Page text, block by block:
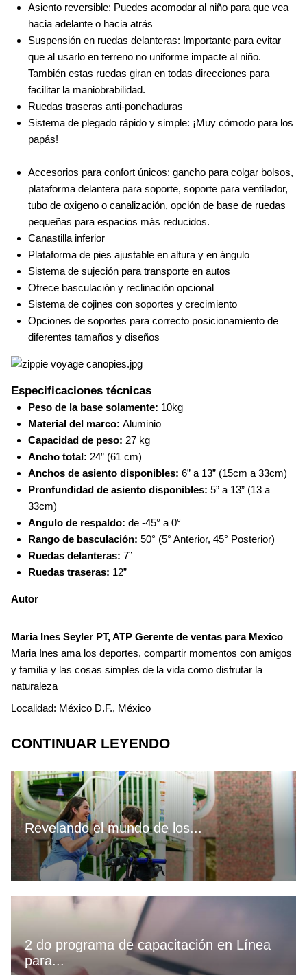
Asiento reversible: Puedes acomodar al niño para que vea
hacia adelante o hacia atrás
Suspensión en ruedas delanteras: Importante para evitar
que al usarlo en terreno no uniforme impacte al niño.
También estas ruedas giran en todas direcciones para
facilitar la maniobrabilidad.
Ruedas traseras anti-ponchaduras
Sistema de plegado rápido y simple: ¡Muy cómodo para los
papás!
Accesorios para confort únicos: gancho para colgar bolsos,
plataforma delantera para soporte, soporte para ventilador,
tubo de oxigeno o canalización, opción de base de ruedas
pequeñas para espacios más reducidos.
Canastilla inferior
Plataforma de pies ajustable en altura y en ángulo
Sistema de sujeción para transporte en autos
Ofrece basculación y reclinación opcional
Sistema de cojines con soportes y crecimiento
Opciones de soportes para correcto posicionamiento de
diferentes tamaños y diseños
Especificaciones técnicas
Peso de la base solamente: 10kg
Material del marco: Aluminio
Capacidad de peso: 27 kg
Ancho total: 24” (61 cm)
Anchos de asiento disponibles: 6” a 13” (15cm a 33cm)
Pronfundidad de asiento disponibles: 5” a 13” (13 a
33cm)
Angulo de respaldo: de -45° a 0°
Rango de basculación: 50° (5° Anterior, 45° Posterior)
Ruedas delanteras: 7”
Ruedas traseras: 12”
Autor
Maria Ines Seyler PT, ATP Gerente de ventas para Mexico
Maria Ines ama los deportes, compartir momentos con amigos
y familia y las cosas simples de la vida como disfrutar la
naturaleza
Localidad: México D.F., México
CONTINUAR LEYENDO
Revelando el mundo de los...
2 do programa de capacitación en Línea
para...